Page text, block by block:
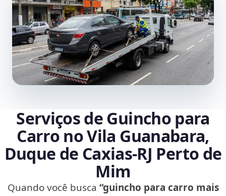
Serviços de Guincho para
Carro no Vila Guanabara,
Duque de Caxias‑RJ Perto de
Mim
Quando você busca “guincho para carro mais